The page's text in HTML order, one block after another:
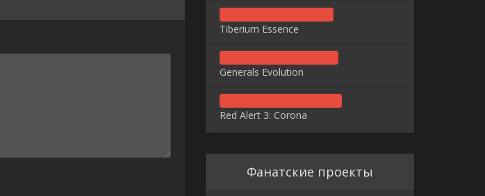
Tiberium Essence
Generals Evolution
Red Alert 3: Corona
Фанатские проекты